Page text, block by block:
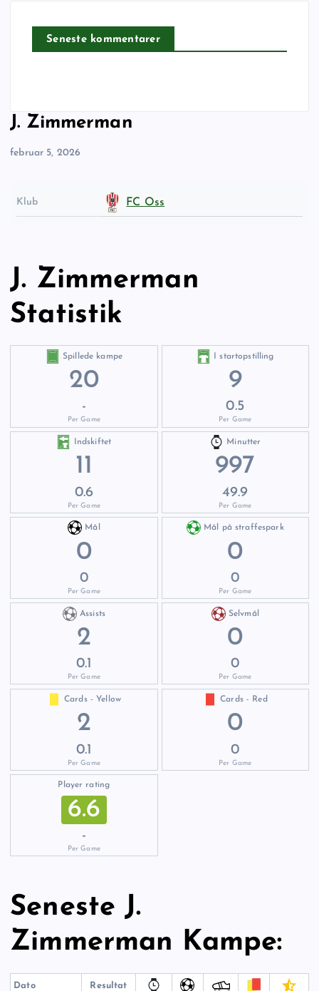
Seneste kommentarer
J. Zimmerman
februar 5, 2026
Klub FC Oss
J. Zimmerman
Statistik
Spillede kampe
20
-
Per Game
I startopstilling
9
0.5
Per Game
Indskiftet
11
0.6
Per Game
Minutter
997
49.9
Per Game
Mål
0
0
Per Game
Mål på straffespark
0
0
Per Game
Assists
2
0.1
Per Game
Selvmål
0
0
Per Game
Cards - Yellow
2
0.1
Per Game
Cards - Red
0
0
Per Game
Player rating
6.6
-
Per Game
Seneste J.
Zimmerman Kampe:
Dato Resultat